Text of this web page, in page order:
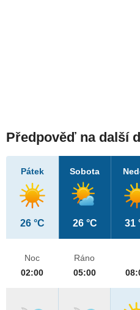
Předpověď na další
Pátek
26 °C
Sobota
26 °C 31
Noc
02:00
Ráno
05:00